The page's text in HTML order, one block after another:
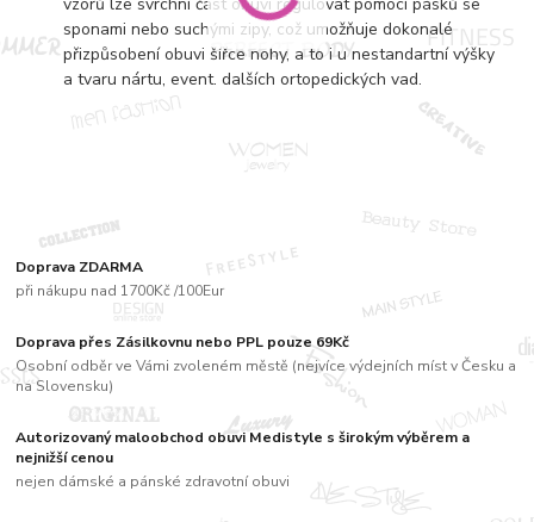
Doprava ZDARMA
při nákupu nad 1700Kč /100Eur
Doprava přes Zásilkovnu nebo PPL pouze 69Kč
Osobní odběr ve Vámi zvoleném městě (nejvíce výdejních míst v Česku a
na Slovensku)
Autorizovaný maloobchod obuvi Medistyle s širokým výběrem a
nejnižší cenou
nejen dámské a pánské zdravotní obuvi
sponami nebo suchými zipy, což umožňuje dokonalé
přizpůsobení obuvi šířce nohy, a to i u nestandartní výšky
a tvaru nártu, event. dalších ortopedických vad.